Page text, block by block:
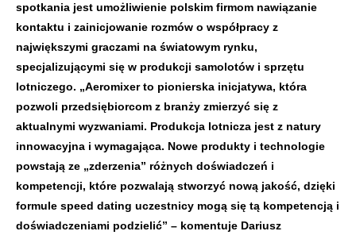
spotkania jest umożliwienie polskim firmom nawiązanie
kontaktu i zainicjowanie rozmów o współpracy z
największymi graczami na światowym rynku,
specjalizującymi się w produkcji samolotów i sprzętu
lotniczego. „Aeromixer to pionierska inicjatywa, która
pozwoli przedsiębiorcom z branży zmierzyć się z
aktualnymi wyzwaniami. Produkcja lotnicza jest z natury
innowacyjna i wymagająca. Nowe produkty i technologie
powstają ze „zderzenia” różnych doświadczeń i
kompetencji, które pozwalają stworzyć nową jakość, dzięki
formule speed dating uczestnicy mogą się tą kompetencją i
doświadczeniami podzielić” – komentuje Dariusz